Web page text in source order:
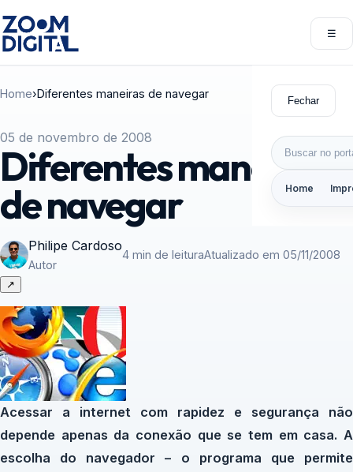
☰
Fechar
Buscar por:
Home
Home›Diferentes maneiras de navegar
05 de novembro de 2008
Diferentes maneiras
de navegar
Philipe Cardoso
Autor
4 min de leituraAtualizado em 05/11/2008
↗
Acessar a internet com rapidez e segurança não
depende apenas da conexão que se tem em casa. A
escolha do navegador – o programa que permite